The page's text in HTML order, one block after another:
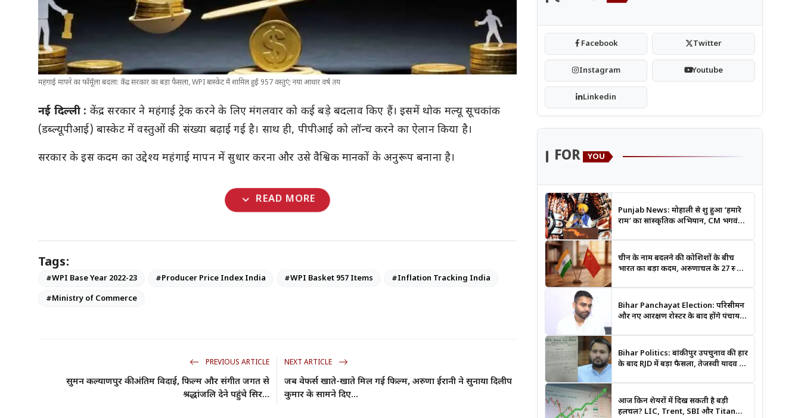
महंगाई मापने का फॉर्मूला बदला: केंद्र सरकार का बड़ा फैसला, WPI बास्केट में शामिल हुईं 957 वस्तुएं; नया आधार वर्ष तय
नई दिल्ली : केंद्र सरकार ने महंगाई ट्रेक करने के लिए मंगलवार को कई बड़े बदलाव किए हैं। इसमें थोक मल्यू सूचकांक
(डब्ल्यूपीआई) बास्केट में वस्तुओं की संख्या बढ़ाई गई है। साथ ही, पीपीआई को लॉन्च करने का ऐलान किया है।
सरकार के इस कदम का उद्देश्य महंगाई मापन में सुधार करना और उसे वैश्विक मानकों के अनुरूप बनाना है।
expand_more READ MORE
Tags:
#WPI Base Year 2022-23 #Producer Price Index India #WPI Basket 957 Items
#Inflation Tracking India
#Ministry of Commerce
PREVIOUS ARTICLE
सुमन कल्याणपुर की अंतिम विदाई, फिल्म और संगीत जगत से
श्रद्धांजलि देने पहुंचे सिर...
NEXT ARTICLE
जब वेफर्स खाते-खाते मिल गई फिल्म, अरुणा ईरानी ने सुनाया दिलीप
कुमार के सामने दिए...
Facebook Twitter
Instagram Youtube
Linkedin
FOR YOU
Punjab News: मोहाली से शुरू हुआ ‘हमारे
राम’ का सांस्कृतिक अभियान, CM भगवंत
पीढ़ी
चीन के नाम बदलने की कोशिशों के बीच
भारत का बड़ा कदम, अरुणाचल के 27 स्थान
Bihar Panchayat Election: परिसीमन
और नए आरक्षण रोस्टर के बाद होंगे पंचायत
Bihar Politics: बांकीपुर उपचुनाव की हार
के बाद RJD में बड़ा फैसला, तेजस्वी यादव ने
आज किन शेयरों में दिख सकती है बड़ी
हलचल? LIC, Trent, SBI और Titan